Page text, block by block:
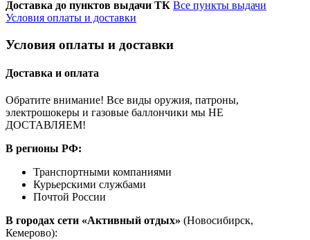
Доставка до пунктов выдачи ТК Все пункты выдачи
Условия оплаты и доставки
Условия оплаты и доставки
Доставка и оплата
Обратите внимание! Все виды оружия, патроны,
электрошокеры и газовые баллончики мы НЕ
ДОСТАВЛЯЕМ!
В регионы РФ:
Транспортными компаниями
Курьерскими службами
Почтой России
В городах сети «Активный отдых» (Новосибирск,
Кемерово):